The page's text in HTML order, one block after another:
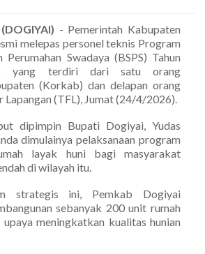
- Pemerintah Kabupaten
melepas personel teknis Program
Perumahan Swadaya (BSPS) Tahun
yang terdiri dari satu orang
(Korkab) dan delapan orang
Lapangan (TFL), Jumat (24/4/2026).
dipimpin Bupati Dogiyai, Yudas
dimulainya pelaksanaan program
layak huni bagi masyarakat
di wilayah itu.
strategis ini, Pemkab Dogiyai
sebanyak 200 unit rumah
meningkatkan kualitas hunian